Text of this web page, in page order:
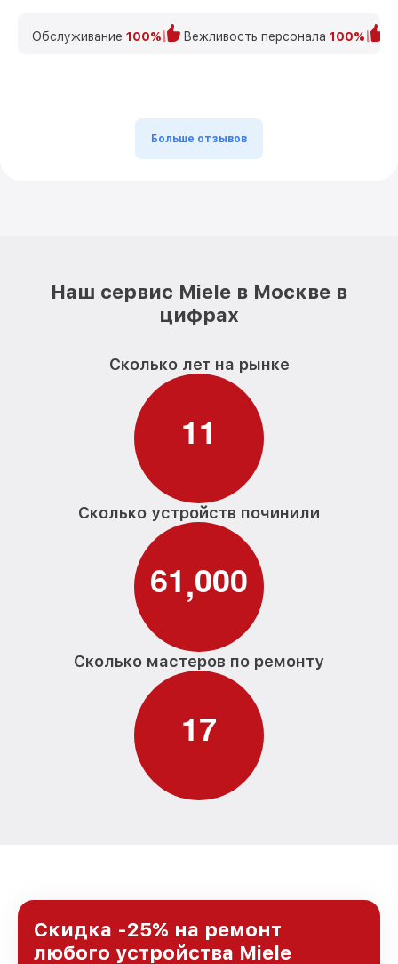
Обслуживание 100% Вежливость персонала 100%
Больше отзывов
Наш сервис Miele в Москве в
цифрах
Сколько лет на рынке
11
Сколько устройств починили
61,000
Сколько мастеров по ремонту
17
Скидка -25% на ремонт
любого устройства Miele